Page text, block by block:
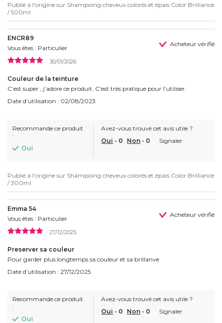
Publié à l'origine sur Shampoing cheveux colorés et épais Color Brilliance
/ 500ml
ENCR89
Vous êtes : Particulier
Acheteur vérifié
30/01/2026
Couleur de la teinture
C’est super , j’adore ce produit. C’est très pratique pour l’utiliser.
Date d’utilisation : 02/08/2023
Recommande ce produit
:
Oui
Avez-vous trouvé cet avis utile ?
Oui - 0 Non - 0 Signaler
Publié à l'origine sur Shampoing cheveux colorés et épais Color Brilliance
/ 300ml
Emma 54
Vous êtes : Particulier
Acheteur vérifié
27/12/2025
Preserver sa couleur
Pour garder plus longtemps sa couleur et sa brillanve
Date d’utilisation : 27/12/2025
Recommande ce produit
:
Oui
Avez-vous trouvé cet avis utile ?
Oui - 0 Non - 0 Signaler